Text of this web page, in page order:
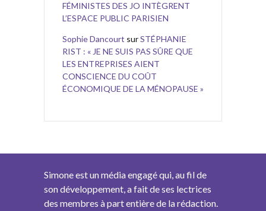
FÉMINISTES DES JO INTÈGRENT
L’ESPACE PUBLIC PARISIEN
Sophie Dancourt surSTÉPHANIE
RIST : « JE NE SUIS PAS SÛRE QUE
LES ENTREPRISES AIENT
CONSCIENCE DU COÛT
ÉCONOMIQUE DE LA MÉNOPAUSE »
Simone est un média engagé qui, au fil de
son développement, a fait de ses lectrices
des membres à part entière de la rédaction.